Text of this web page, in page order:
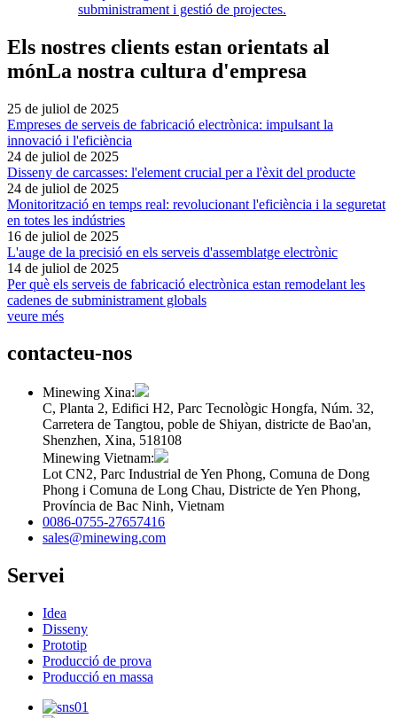
subministrament i gestió de projectes.
Els nostres clients estan orientats al
mónLa nostra cultura d'empresa
25 de juliol de 2025
Empreses de serveis de fabricació electrònica: impulsant la
innovació i l'eficiència
24 de juliol de 2025
Disseny de carcasses: l'element crucial per a l'èxit del producte
24 de juliol de 2025
Monitorització en temps real: revolucionant l'eficiència i la seguretat
en totes les indústries
16 de juliol de 2025
L'auge de la precisió en els serveis d'assemblatge electrònic
14 de juliol de 2025
Per què els serveis de fabricació electrònica estan remodelant les
cadenes de subministrament globals
veure més
contacteu-nos
Minewing Xina:
C, Planta 2, Edifici H2, Parc Tecnològic Hongfa, Núm. 32,
Carretera de Tangtou, poble de Shiyan, districte de Bao'an,
Shenzhen, Xina, 518108
Minewing Vietnam:
Lot CN2, Parc Industrial de Yen Phong, Comuna de Dong
Phong i Comuna de Long Chau, Districte de Yen Phong,
Província de Bac Ninh, Vietnam
0086-0755-27657416
sales@minewing.com
Servei
Idea
Disseny
Prototip
Producció de prova
Producció en massa